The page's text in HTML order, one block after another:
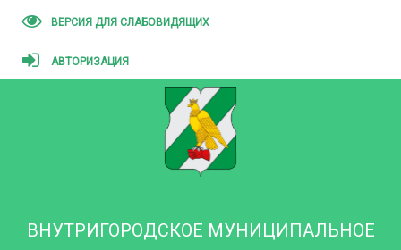
ВЕРСИЯ ДЛЯ СЛАБОВИДЯЩИХ
АВТОРИЗАЦИЯ
ВНУТРИГОРОДСКОЕ МУНИЦИПАЛЬНОЕ